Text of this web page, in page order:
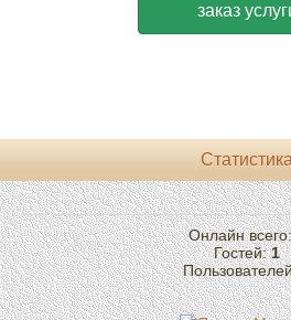
заказ
Онлайн
Гостей:1